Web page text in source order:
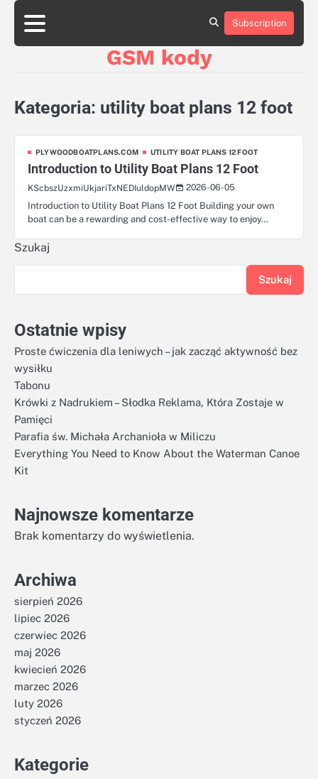
Skip
content
aluminumboatplans.com
dobra-
plywoodboatplans.com
ujednoznaczniające
aluminumboatplans.com
dobra-
plywoodboatplans.com
ujednoznaczniające
Kontakt
Kontakt
Subscription
GSM kody
Kategoria: utility boat plans 12 foot
PLYWOODBOATPLANS.COM UTILITY BOAT PLANS 12 FOOT
Introduction to Utility Boat Plans 12 Foot
KScbszUzxmiUkjariTxNEDIuldopMW
2026-06-05
Introduction to Utility Boat Plans 12 Foot Building your own
boat can be a rewarding and cost-effective way to enjoy…
Szukaj
Szukaj
Ostatnie wpisy
Proste ćwiczenia dla leniwych – jak zacząć aktywność bez
wysiłku
Tabonu
Krówki z Nadrukiem – Słodka Reklama, Która Zostaje w
Pamięci
Parafia św. Michała Archanioła w Miliczu
Everything You Need to Know About the Waterman Canoe
Kit
Najnowsze komentarze
Brak komentarzy do wyświetlenia.
Archiwa
sierpień 2026
lipiec 2026
czerwiec 2026
maj 2026
kwiecień 2026
marzec 2026
luty 2026
styczeń 2026
Kategorie